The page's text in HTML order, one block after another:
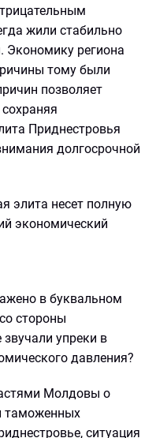
жили стабильно
Экономику региона
тому были
позволяет
Приднестровья
долгосрочной
элита несет полную
экономический
в буквальном
стороны
упреки в
давления?
Молдовы о
таможенных
ситуация